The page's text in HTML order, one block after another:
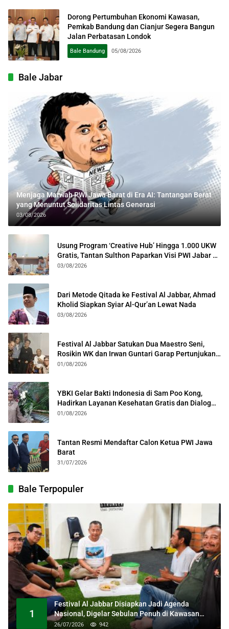
Dorong Pertumbuhan Ekonomi Kawasan,
Pemkab Bandung dan Cianjur Segera Bangun
Jalan Perbatasan Londok
Bale Bandung 05/08/2026
Bale Jabar
Menjaga Marwah PWI Jawa Barat di Era AI: Tantangan Berat
yang Menuntut Solidaritas Lintas Generasi
03/08/2026
Usung Program ‘Creative Hub’ Hingga 1.000 UKW
Gratis, Tantan Sulthon Paparkan Visi PWI Jabar di
Kota Bogor
03/08/2026
Dari Metode Qitada ke Festival Al Jabbar, Ahmad
Kholid Siapkan Syiar Al-Qur’an Lewat Nada
03/08/2026
Festival Al Jabbar Satukan Dua Maestro Seni,
Rosikin WK dan Irwan Guntari Garap Pertunjukan
Kolosal
01/08/2026
YBKI Gelar Bakti Indonesia di Sam Poo Kong,
Hadirkan Layanan Kesehatan Gratis dan Dialog
Kebangsaan
01/08/2026
Tantan Resmi Mendaftar Calon Ketua PWI Jawa
Barat
31/07/2026
Bale Terpopuler
1
Festival Al Jabbar Disiapkan Jadi Agenda
Nasional, Digelar Sebulan Penuh di Kawasan
Masjid Raya Al Jabbar
26/07/2026 942